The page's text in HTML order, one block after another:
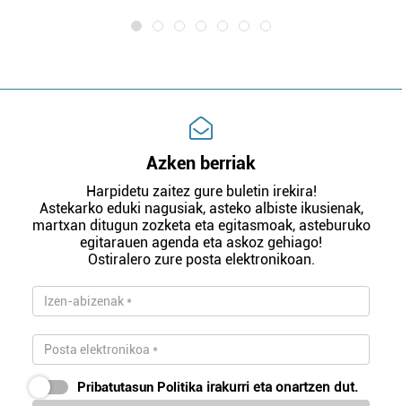
Azken berriak
Harpidetu zaitez gure buletin irekira!
Astekarko eduki nagusiak, asteko albiste ikusienak,
martxan ditugun zozketa eta egitasmoak, asteburuko
egitarauen agenda eta askoz gehiago!
Ostiralero zure posta elektronikoan.
Pribatutasun Politika irakurri eta onartzen dut.